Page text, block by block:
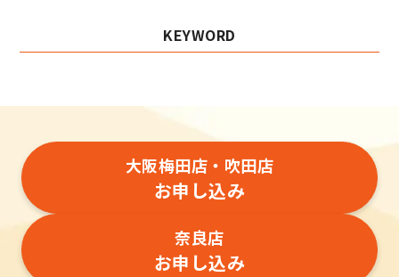
KEYWORD
大阪梅田店・吹田店
お申し込み
奈良店
お申し込み